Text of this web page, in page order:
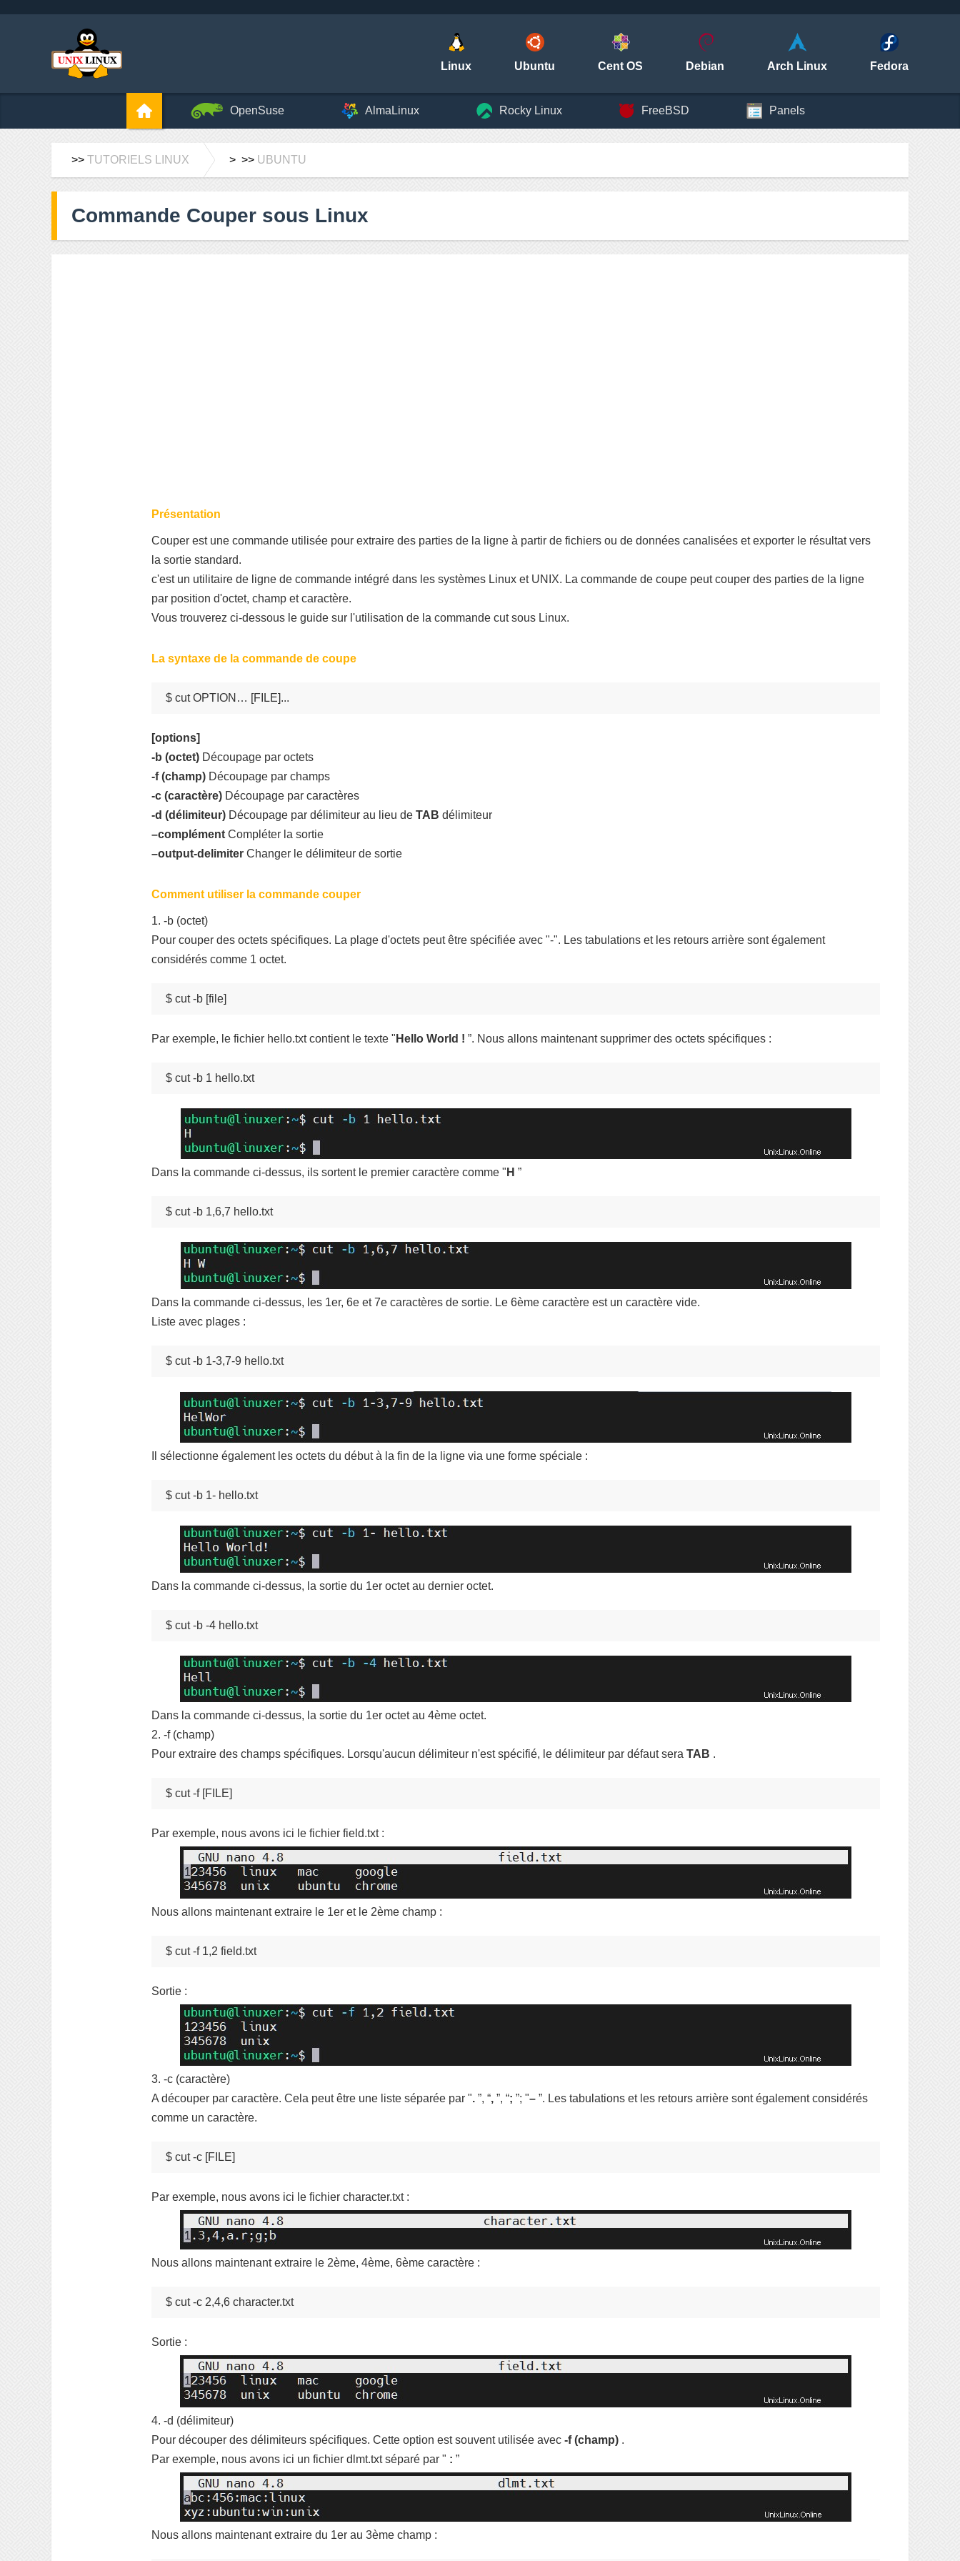
Linux Ubuntu Cent OS Debian Arch Linux Fedora
OpenSuse AlmaLinux Rocky Linux FreeBSD Panels
>> TUTORIELS LINUX > >> UBUNTU
Commande Couper sous Linux
Présentation
Couper est une commande utilisée pour extraire des parties de la ligne à partir de fichiers ou de données canalisées et exporter le résultat vers
la sortie standard.
c'est un utilitaire de ligne de commande intégré dans les systèmes Linux et UNIX. La commande de coupe peut couper des parties de la ligne
par position d'octet, champ et caractère.
Vous trouverez ci-dessous le guide sur l'utilisation de la commande cut sous Linux.
La syntaxe de la commande de coupe
$ cut OPTION… [FILE]...
[options]
-b (octet) Découpage par octets
-f (champ) Découpage par champs
-c (caractère) Découpage par caractères
-d (délimiteur) Découpage par délimiteur au lieu de TAB délimiteur
–complément Compléter la sortie
–output-delimiter Changer le délimiteur de sortie
Comment utiliser la commande couper
1. -b (octet)
Pour couper des octets spécifiques. La plage d'octets peut être spécifiée avec "-". Les tabulations et les retours arrière sont également
considérés comme 1 octet.
$ cut -b [file]
Par exemple, le fichier hello.txt contient le texte " Hello World ! ”. Nous allons maintenant supprimer des octets spécifiques :
$ cut -b 1 hello.txt
Dans la commande ci-dessus, ils sortent le premier caractère comme " H ”
$ cut -b 1,6,7 hello.txt
Dans la commande ci-dessus, les 1er, 6e et 7e caractères de sortie. Le 6ème caractère est un caractère vide.
Liste avec plages :
$ cut -b 1-3,7-9 hello.txt
Il sélectionne également les octets du début à la fin de la ligne via une forme spéciale :
$ cut -b 1- hello.txt
Dans la commande ci-dessus, la sortie du 1er octet au dernier octet.
$ cut -b -4 hello.txt
Dans la commande ci-dessus, la sortie du 1er octet au 4ème octet.
2. -f (champ)
Pour extraire des champs spécifiques. Lorsqu'aucun délimiteur n'est spécifié, le délimiteur par défaut sera TAB .
$ cut -f [FILE]
Par exemple, nous avons ici le fichier field.txt :
Nous allons maintenant extraire le 1er et le 2ème champ :
$ cut -f 1,2 field.txt
Sortie :
3. -c (caractère)
A découper par caractère. Cela peut être une liste séparée par ". ”, “, ”, “; ”; "– ”. Les tabulations et les retours arrière sont également considérés
comme un caractère.
$ cut -c [FILE]
Par exemple, nous avons ici le fichier character.txt :
Nous allons maintenant extraire le 2ème, 4ème, 6ème caractère :
$ cut -c 2,4,6 character.txt
Sortie :
4. -d (délimiteur)
Pour découper des délimiteurs spécifiques. Cette option est souvent utilisée avec -f (champ) .
Par exemple, nous avons ici un fichier dlmt.txt séparé par " : ”
Nous allons maintenant extraire du 1er au 3ème champ :